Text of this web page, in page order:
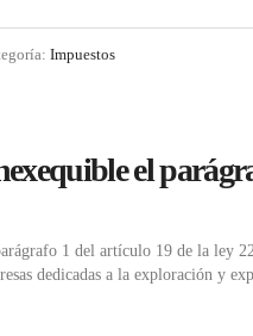
Impuestos
el
1 del artículo 19 de la ley
dedicadas a la exploración y